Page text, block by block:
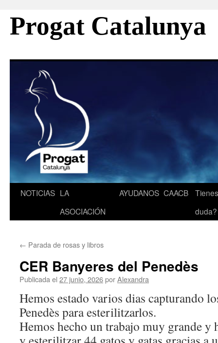
Progat Catalunya
Saltar
NOTICIAS LA
ASOCIACIÓN
AYUDANOS CAACB
duda?
← Parada de rosas y libros
CER Banyeres del Penedès
Publicada el 27 junio, 2026porAlexandra
Hemos estado varios dias capturando
Penedès para esterilitzarlos.
Hemos hecho un trabajo muy grande y